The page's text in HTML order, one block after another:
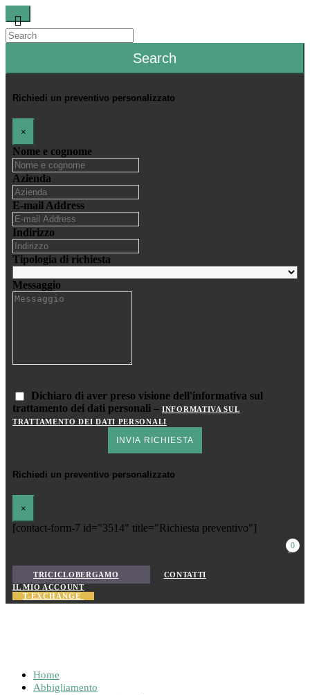
Search
Richiedi un preventivo personalizzato
×
Nome e cognome
Azienda
E-mail Address
Indirizzo
Tipologia di richiesta
Messaggio
Dichiaro di aver preso visione dell'informativa sul
trattamento dei dati personali – INFORMATIVA SUL
TRATTAMENTO DEI DATI PERSONALI
Richiedi un preventivo personalizzato
×
[contact-form-7 id="3514" title="Richiesta preventivo"]
0
TRICICLOBERGAMO
CONTATTI
IL MIO ACCOUNT
T-EXCHANGE
Home
Abbigliamento